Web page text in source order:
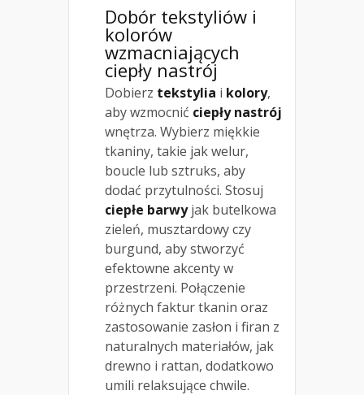
Dobór tekstyliów i
kolorów
wzmacniających
ciepły nastrój
Dobierz tekstylia i kolory,
aby wzmocnić ciepły nastrój
wnętrza. Wybierz miękkie
tkaniny, takie jak welur,
boucle lub sztruks, aby
dodać przytulności. Stosuj
ciepłe barwyjak butelkowa
zieleń, musztardowy czy
burgund, aby stworzyć
efektowne akcenty w
przestrzeni. Połączenie
różnych faktur tkanin oraz
zastosowanie zasłon i firan z
naturalnych materiałów, jak
drewno i rattan, dodatkowo
umili relaksujące chwile.